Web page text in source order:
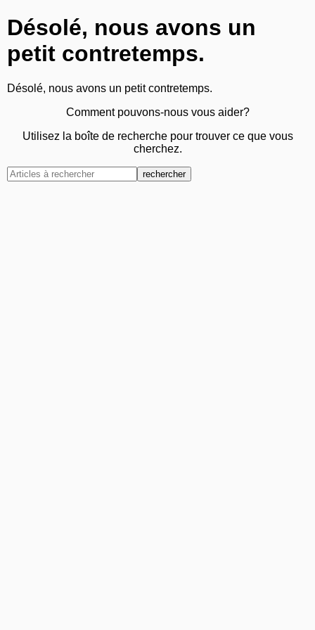
Désolé, nous avons un
petit contretemps.
Désolé, nous avons un petit contretemps.
Comment pouvons-nous vous aider?
Utilisez la boîte de recherche pour trouver ce que vous
cherchez.
rechercher